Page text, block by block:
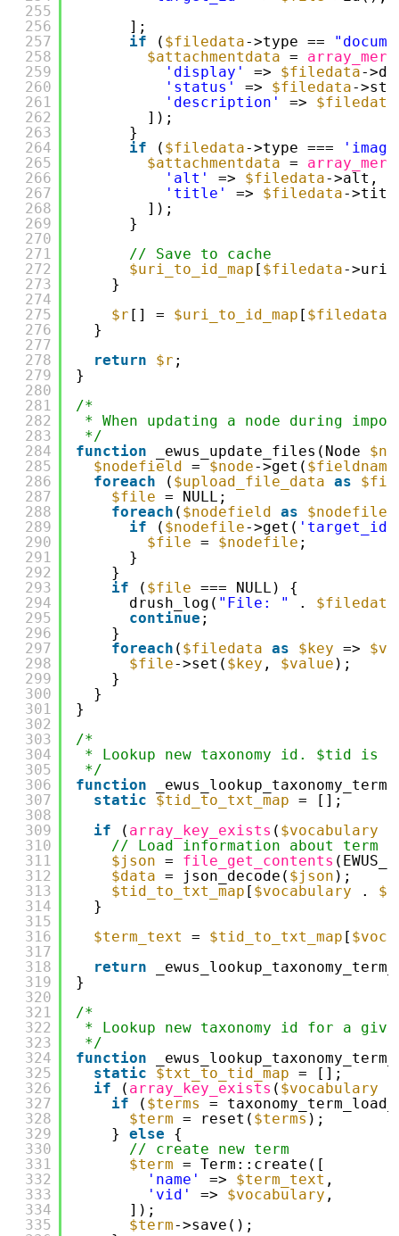
255
256
257
258
259
260
261
262
263
264
265
266
267
268
269
270
271
272
273
274
275
276
277
278
279
280
281
282
283
284
285
286
287
288
289
290
291
292
293
294
295
296
297
298
299
300
301
302
303
304
305
306
307
308
309
310
311
312
313
314
315
316
317
318
319
320
321
322
323
324
325
326
327
328
329
330
331
332
333
334
335
];
if
( $filedata->type ==
$attachmentdata =
'display'
=> $filedata-
'status'
=> $filedata-
'description'
=> $filedata
]);
}
if
( $filedata->type ===
$attachmentdata =
'alt'
=> $filedata->alt,
'title'
=> $filedata-
]);
}
// Save to cache
$uri_to_id_map [ $filedata-
}
$r [] = $uri_to_id_map [ $filedata
}
return
$r ;
}
/*
* When updating a node during
*/
function
_ewus_update_files(Node
$nodefield = $node->get( $fieldname
foreach
( $upload_file_data as
$file = NULL;
foreach ( $nodefield as $nodefile
if
( $nodefile->get( 'target_id'
$file = $nodefile ;
}
}
if
( $file === NULL) {
drush_log( "File: " . $filedata
continue ;
}
foreach ( $filedata as $key =>
$file->set( $key , $value );
}
}
}
/*
* Lookup new taxonomy id. $tid is
*/
function
_ewus_lookup_taxonomy_term(
static
$tid_to_txt_map = [];
if
( array_key_exists ( $vocabulary
// Load information about term
$json = file_get_contents
$data = json_decode( $json );
$tid_to_txt_map [ $vocabulary .
}
$term_text
= $tid_to_txt_map [
return
}
/*
* Lookup new taxonomy id for a
*/
function
static
$txt_to_tid_map = [];
if
( array_key_exists ( $vocabulary
if
( $terms
=
$term = reset( $terms );
} else
{
// create new term
$term = Term::create([
'name'
=> $term_text ,
'vid'
=> $vocabulary ,
]);
$term->save();